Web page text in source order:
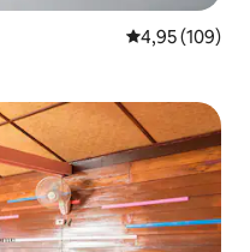
Évaluation
4,95 (109)